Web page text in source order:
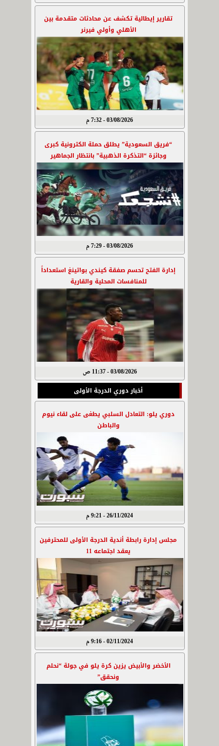
تقارير إيطالية تكشف عن محادثات متقدمة بين
الأهلي وأولي فيرنر
03/08/2026 - 7:32 م
“فريق السعودية” يطلق حملة الكترونية كبرى
وجائزة “التذكرة الذهبية” بانتظار الجماهير
03/08/2026 - 7:29 م
إدارة الفتح تحسم صفقة كيندي بواتينغ استعداداً
للمنافسات المحلية والقارية
03/08/2026 - 11:37 ص
أخبار دوري الدرجة الأولى
دوري يلو: التعادل السلبي يطغى على لقاء نيوم
والباطن
26/11/2024 - 9:21 م
مجلس إدارة رابطة أندية الدرجة الأولى للمحترفين
يعقد اجتماعه 11
02/11/2024 - 9:16 م
الأخضر والأبيض يزين كرة يلو في جولة “نحلم
ونحقق”